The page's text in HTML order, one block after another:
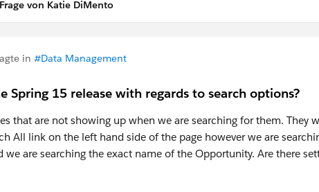
Frage von Katie DiMento
in #Data Management
Spring 15 release with regards to search options?
that are not showing up when we are searching for them. They
All link on the left hand side of the page however we are
we are searching the exact name of the Opportunity. Are there